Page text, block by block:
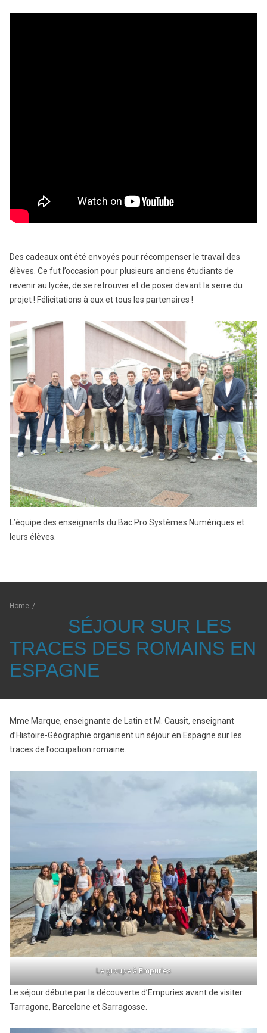
Des cadeaux ont été envoyés pour récompenser le travail des
élèves. Ce fut l’occasion pour plusieurs anciens étudiants de
revenir au lycée, de se retrouver et de poser devant la serre du
projet ! Félicitations à eux et tous les partenaires !
L’équipe des enseignants du Bac Pro Systèmes Numériques et
leurs élèves.
Home /
SÉJOUR SUR LES
TRACES DES ROMAINS EN
ESPAGNE
Mme Marque, enseignante de Latin et M. Causit, enseignant
d’Histoire-Géographie organisent un séjour en Espagne sur les
traces de l’occupation romaine.
Le groupe à Empuries
Le séjour débute par la découverte d’Empuries avant de visiter
Tarragone, Barcelone et Sarragosse.